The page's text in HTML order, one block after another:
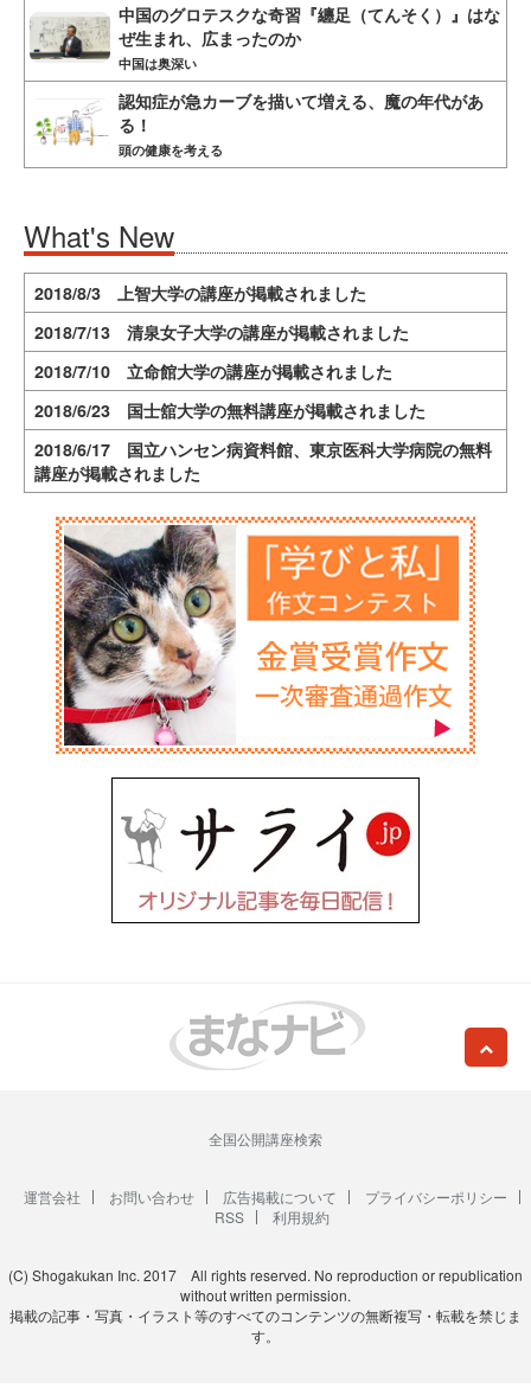
中国のグロテスクな奇習『纏足（てんそく）』はな
ぜ生まれ、広まったのか
中国は奥深い
認知症が急カーブを描いて増える、魔の年代があ
る！
頭の健康を考える
What's New
2018/8/3 上智大学の講座が掲載されました
2018/7/13 清泉女子大学の講座が掲載されました
2018/7/10 立命館大学の講座が掲載されました
2018/6/23 国士舘大学の無料講座が掲載されました
2018/6/17 国立ハンセン病資料館、東京医科大学病院の無料
講座が掲載されました
全国公開講座検索
運営会社 お問い合わせ 広告掲載について
プライバシーポリシー
RSS
利用規約
(C) Shogakukan Inc. 2017 All rights reserved. No reproduction or republication
without written permission.
掲載の記事・写真・イラスト等のすべてのコンテンツの無断複写・転載を禁じま
す。